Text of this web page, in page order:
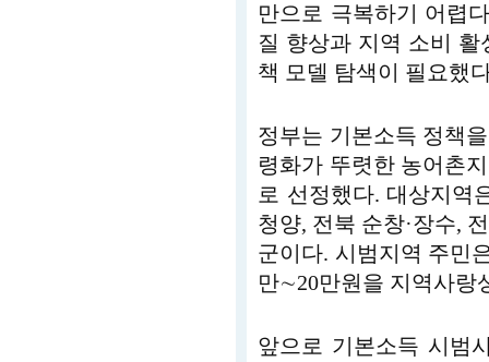
만으로 극복하기 어렵
질 향상과 지역 소비
책 모델 탐색이 필요했
정부는 기본소득 정책
령화가 뚜렷한 농어촌
로 선정했다. 대상지역
청양, 전북 순창·장수,
군이다. 시범지역 주민
만∼20만원을 지역사랑
앞으로 기본소득 시범